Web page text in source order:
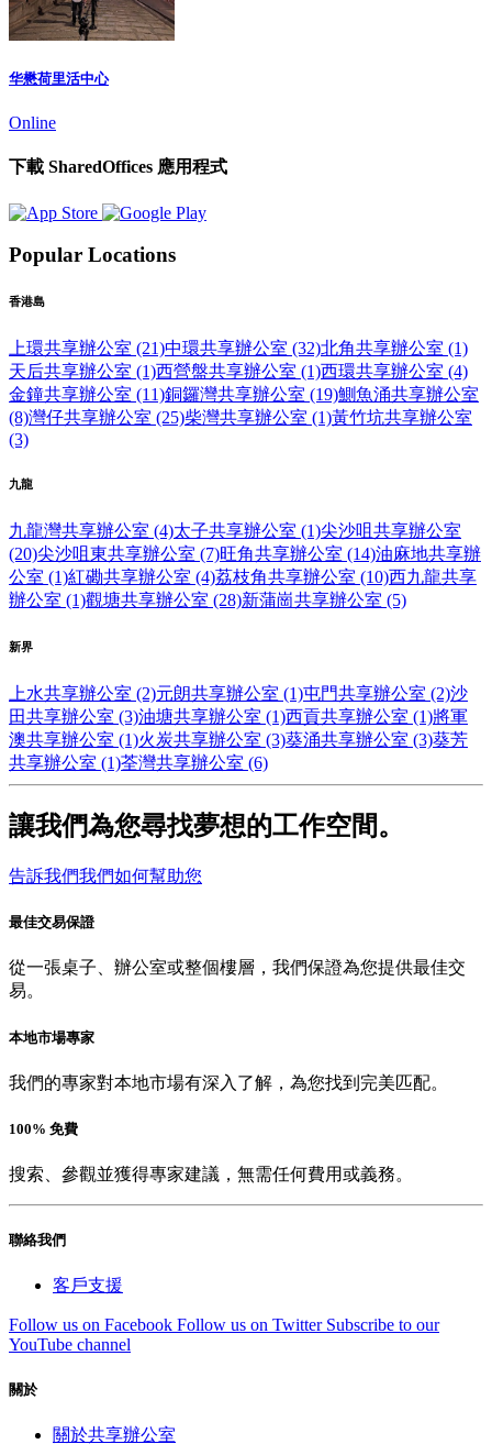
华懋荷里活中心
Online
下載 SharedOffices 應用程式
Popular Locations
香港島
上環共享辦公室 (21)中環共享辦公室 (32)北角共享辦公室 (1)
天后共享辦公室 (1)西營盤共享辦公室 (1)西環共享辦公室 (4)
金鐘共享辦公室 (11)銅鑼灣共享辦公室 (19)鰂魚涌共享辦公室
(8)灣仔共享辦公室 (25)柴灣共享辦公室 (1)黃竹坑共享辦公室
(3)
九龍
九龍灣共享辦公室 (4)太子共享辦公室 (1)尖沙咀共享辦公室
(20)尖沙咀東共享辦公室 (7)旺角共享辦公室 (14)油麻地共享辦
公室 (1)紅磡共享辦公室 (4)荔枝角共享辦公室 (10)西九龍共享
辦公室 (1)觀塘共享辦公室 (28)新蒲崗共享辦公室 (5)
新界
上水共享辦公室 (2)元朗共享辦公室 (1)屯門共享辦公室 (2)沙
田共享辦公室 (3)油塘共享辦公室 (1)西貢共享辦公室 (1)將軍
澳共享辦公室 (1)火炭共享辦公室 (3)葵涌共享辦公室 (3)葵芳
共享辦公室 (1)荃灣共享辦公室 (6)
讓我們為您尋找夢想的工作空間。
告訴我們我們如何幫助您
最佳交易保證
從一張桌子、辦公室或整個樓層，我們保證為您提供最佳交
易。
本地市場專家
我們的專家對本地市場有深入了解，為您找到完美匹配。
100% 免費
搜索、參觀並獲得專家建議，無需任何費用或義務。
聯絡我們
客戶支援
Follow us on Facebook Follow us on Twitter Subscribe to our
YouTube channel
關於
關於共享辦公室